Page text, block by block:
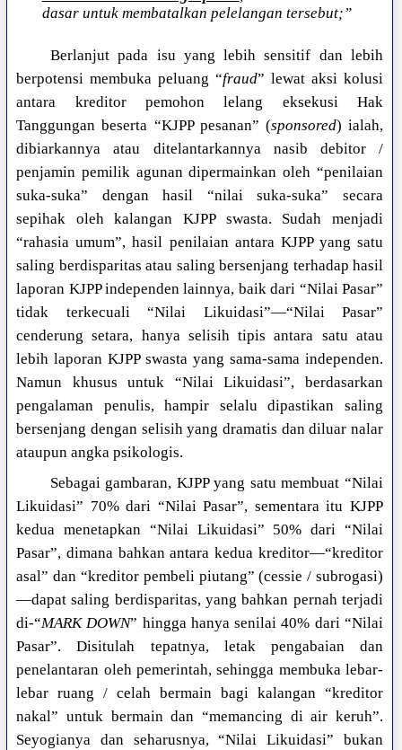
dasar untuk membatalkan pelelangan tersebut;”
Berlanjut pada isu yang lebih sensitif dan lebih
berpotensi membuka peluang “fraud” lewat aksi kolusi
antara kreditor pemohon lelang eksekusi Hak
Tanggungan beserta “KJPP pesanan” (sponsored) ialah,
dibiarkannya atau ditelantarkannya nasib debitor /
penjamin pemilik agunan dipermainkan oleh “penilaian
suka-suka” dengan hasil “nilai suka-suka” secara
sepihak oleh kalangan KJPP swasta. Sudah menjadi
“rahasia umum”, hasil penilaian antara KJPP yang satu
saling berdisparitas atau saling bersenjang terhadap hasil
laporan KJPP independen lainnya, baik dari “Nilai Pasar”
tidak terkecuali “Nilai Likuidasi”—“Nilai Pasar”
cenderung setara, hanya selisih tipis antara satu atau
lebih laporan KJPP swasta yang sama-sama independen.
Namun khusus untuk “Nilai Likuidasi”, berdasarkan
pengalaman penulis, hampir selalu dipastikan saling
bersenjang dengan selisih yang dramatis dan diluar nalar
ataupun angka psikologis.
Sebagai gambaran, KJPP yang satu membuat “Nilai
Likuidasi” 70% dari “Nilai Pasar”, sementara itu KJPP
kedua menetapkan “Nilai Likuidasi” 50% dari “Nilai
Pasar”, dimana bahkan antara kedua kreditor—“kreditor
asal” dan “kreditor pembeli piutang” (cessie / subrogasi)
—dapat saling berdisparitas, yang bahkan pernah terjadi
di-“MARK DOWN” hingga hanya senilai 40% dari “Nilai
Pasar”. Disitulah tepatnya, letak pengabaian dan
penelantaran oleh pemerintah, sehingga membuka lebar-
lebar ruang / celah bermain bagi kalangan “kreditor
nakal” untuk bermain dan “memancing di air keruh”.
Seyogianya dan seharusnya, “Nilai Likuidasi” bukan